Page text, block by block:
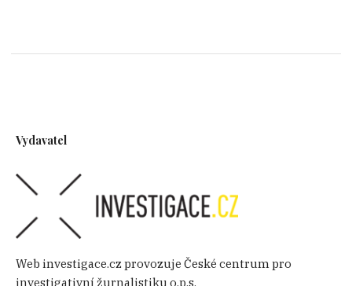
Vydavatel
Web investigace.cz provozuje České centrum pro
investigativní žurnalistiku o.p.s.